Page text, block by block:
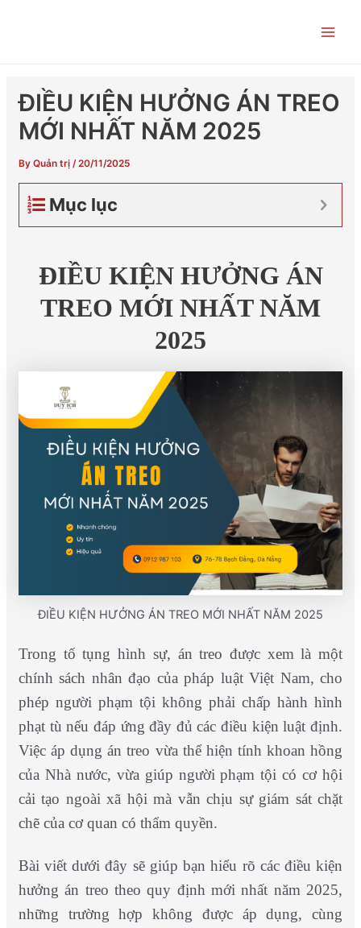
ĐIỀU KIỆN HƯỞNG ÁN TREO
MỚI NHẤT NĂM 2025
By Quản trị /20/11/2025
Mục lục
ĐIỀU KIỆN HƯỞNG ÁN
TREO MỚI NHẤT NĂM
2025
ĐIỀU KIỆN HƯỞNG ÁN TREO MỚI NHẤT NĂM 2025
Trong tố tụng hình sự, án treo được xem là một
chính sách nhân đạo của pháp luật Việt Nam, cho
phép người phạm tội không phải chấp hành hình
phạt tù nếu đáp ứng đầy đủ các điều kiện luật định.
Việc áp dụng án treo vừa thể hiện tính khoan hồng
của Nhà nước, vừa giúp người phạm tội có cơ hội
cải tạo ngoài xã hội mà vẫn chịu sự giám sát chặt
chẽ của cơ quan có thẩm quyền.
Bài viết dưới đây sẽ giúp bạn hiểu rõ các điều kiện
hưởng án treo theo quy định mới nhất năm 2025,
những trường hợp không được áp dụng, cùng